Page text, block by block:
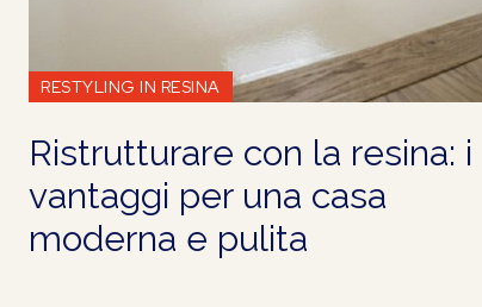
RESTYLING IN RESINA
Ristrutturare con la resina: i
vantaggi per una casa
moderna e pulita